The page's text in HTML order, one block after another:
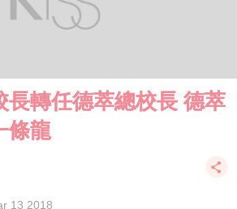
長轉任德萃總校長 德萃
條龍
13 2018